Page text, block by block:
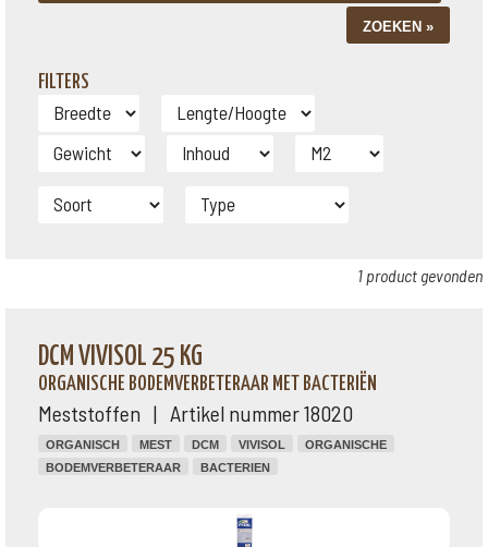
FILTERS
1 product gevonden
DCM VIVISOL 25 KG
ORGANISCHE BODEMVERBETERAAR MET BACTERIËN
Meststoffen | Artikel nummer 18020
ORGANISCH MEST DCM VIVISOL
ORGANISCHE
BODEMVERBETERAAR
BACTERIEN